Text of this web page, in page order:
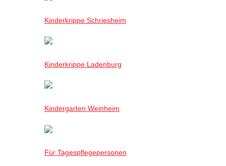
Kinderkrippe Schriesheim
Kinderkrippe Ladenburg
Kindergarten Weinheim
Für Tagespflegepersonen